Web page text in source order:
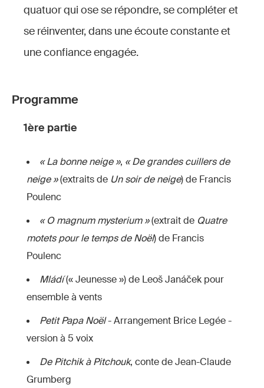
quatuor qui ose se répondre, se compléter et
se réinventer, dans une écoute constante et
une confiance engagée.
Programme
1ère partie
« La bonne neige », « De grandes cuillers de
neige »(extraits de Un soir de neige) de Francis
Poulenc
« O magnum mysterium »(extrait de Quatre
motets pour le temps de Noël) de Francis
Poulenc
Mládí(« Jeunesse ») de Leoš Janáček pour
ensemble à vents
Petit Papa Noël- Arrangement Brice Legée -
version à 5 voix
De Pitchik à Pitchouk, conte de Jean-Claude
Grumberg